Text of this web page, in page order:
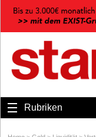
Rubriken